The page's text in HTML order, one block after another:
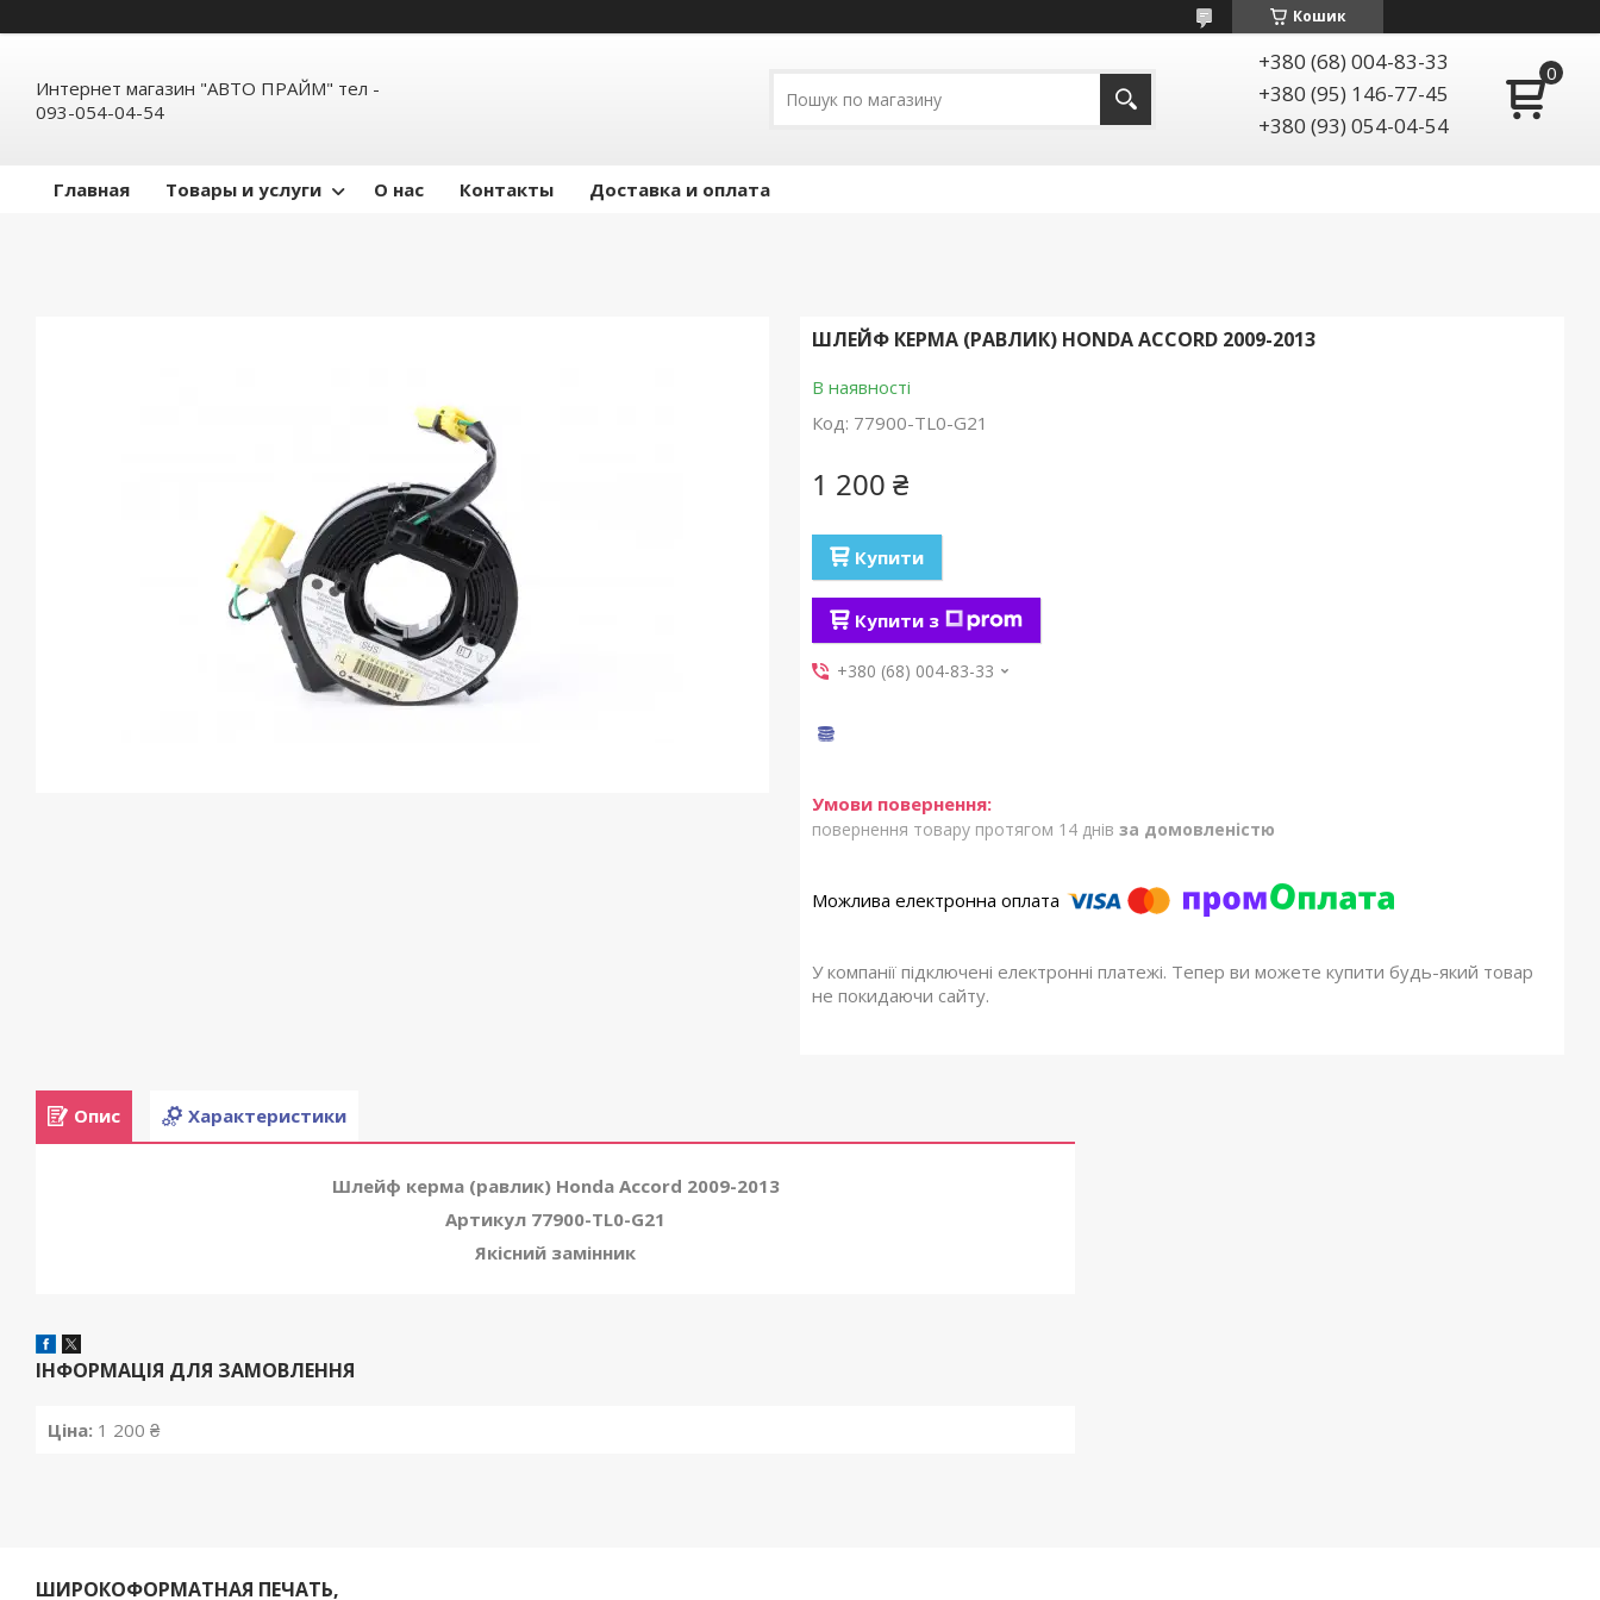
Кошик
Интернет магазин "АВТО ПРАЙМ" тел -
093-054-04-54
+380 (68) 004-83-33
+380 (95) 146-77-45
+380 (93) 054-04-54
Главная Товары и услуги О нас Контакты Доставка и оплата
ШЛЕЙФ КЕРМА (РАВЛИК) HONDA ACCORD 2009-2013
В наявності
Код: 77900-TL0-G21
1 200 ₴
Купити
Купити з
+380 (68) 004-83-33
повернення товару протягом 14 днів за домовленістю
У компанії підключені електронні платежі. Тепер ви можете купити будь-який товар
не покидаючи сайту.
Опис Характеристики
Шлейф керма (равлик) Honda Accord 2009-2013
Артикул 77900-TL0-G21
Якісний замінник
ІНФОРМАЦІЯ ДЛЯ ЗАМОВЛЕННЯ
Ціна: 1 200 ₴
ШИРОКОФОРМАТНАЯ ПЕЧАТЬ,